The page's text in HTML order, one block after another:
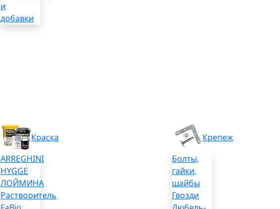
и
добавки
Краска
ARREGHINI
HYGGE
ЛОЙМИНА
Растворитель
Крепеж
Болты,
гайки,
шайбы
Гвозди